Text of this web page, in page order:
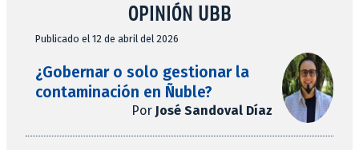
OPINIÓN UBB
Publicado el 12 de abril del 2026
¿Gobernar o solo gestionar la
contaminación en Ñuble?
Por José Sandoval Díaz